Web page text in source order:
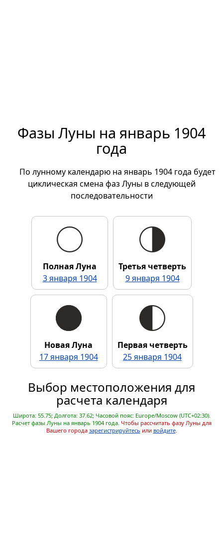
Фазы Луны на январь 1904
года
По лунному календарю на январь 1904 года будет
циклическая смена фаз Луны в следующей
последовательности
Полная Луна
3 января 1904
Третья четверть
9 января 1904
Новая Луна
17 января 1904
Первая четверть
25 января 1904
Выбор местоположения для
расчета календаря
Широта: 55.75; Долгота: 37.62; Часовой пояс: Europe/Moscow (UTC+02:30).
Расчет фазы Луны на январь 1904 года. Чтобы рассчитать фазу Луны для
Вашего города зарегистрируйтесь или войдите.